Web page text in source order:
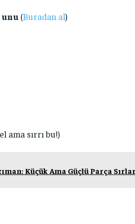
unu(Buradan al)
ama sırrı bu!)
Küçük Ama Güçlü Parça